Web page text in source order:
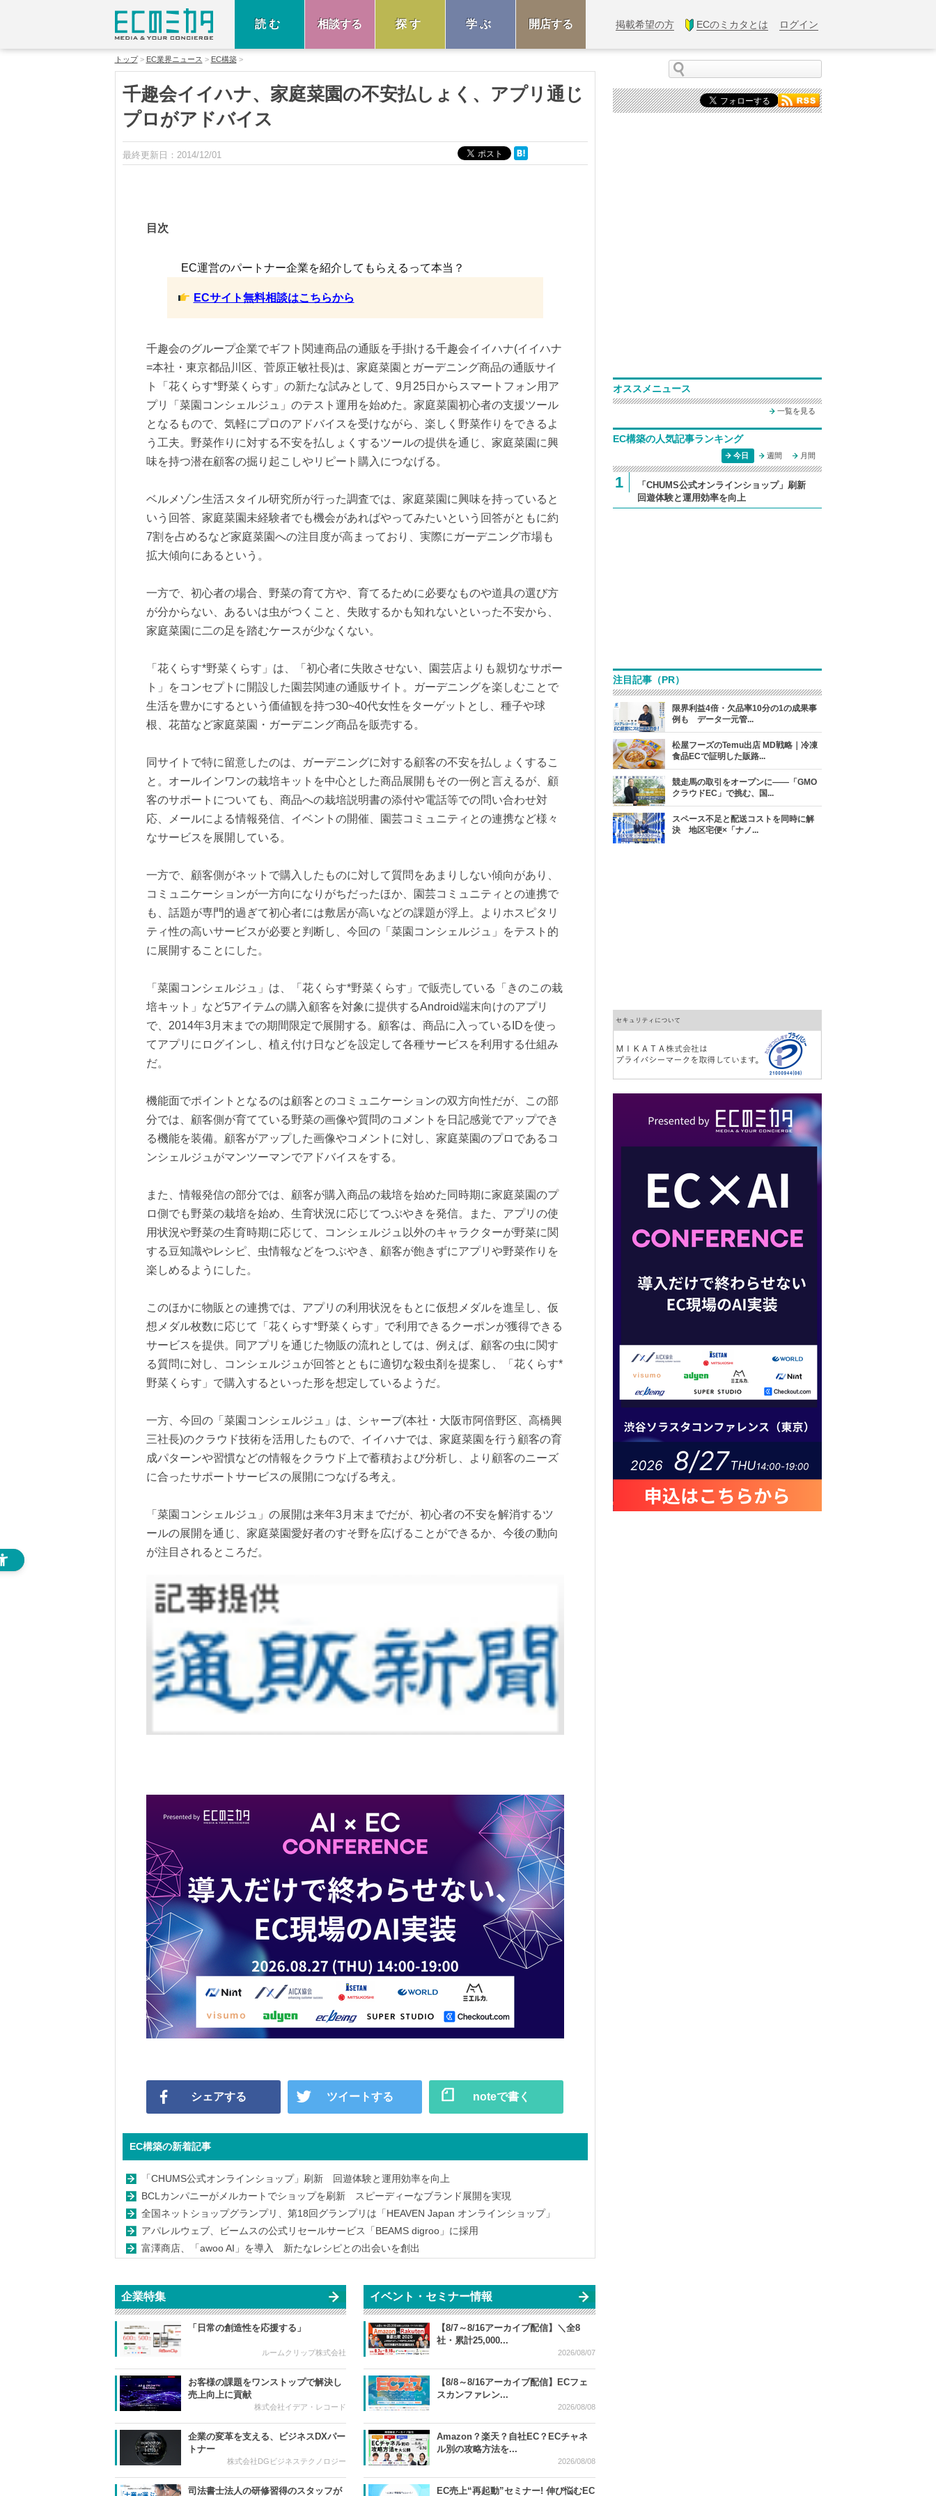
読む 相談する 探す 学ぶ 開店する 掲載希望の方 ECのミカタとは ログイン
トップ EC業界ニュース EC構築
千趣会イイハナ、家庭菜園の不安払しょく、アプリ通じ
プロがアドバイス
最終更新日： 2014/12/01
目次
EC運営のパートナー企業を紹介してもらえるって本当？
ECサイト無料相談はこちらから
千趣会のグループ企業でギフト関連商品の通販を手掛ける千趣会イイハナ(イイハナ
=本社・東京都品川区、菅原正敏社長)は、家庭菜園とガーデニング商品の通販サイ
ト「花くらす*野菜くらす」の新たな試みとして、9月25日からスマートフォン用ア
プリ「菜園コンシェルジュ」のテスト運用を始めた。家庭菜園初心者の支援ツール
となるもので、気軽にプロのアドバイスを受けながら、楽しく野菜作りをできるよ
う工夫。野菜作りに対する不安を払しょくするツールの提供を通じ、家庭菜園に興
味を持つ潜在顧客の掘り起こしやリピート購入につなげる。
ベルメゾン生活スタイル研究所が行った調査では、家庭菜園に興味を持っていると
いう回答、家庭菜園未経験者でも機会があればやってみたいという回答がともに約
7割を占めるなど家庭菜園への注目度が高まっており、実際にガーデニング市場も
拡大傾向にあるという。
一方で、初心者の場合、野菜の育て方や、育てるために必要なものや道具の選び方
が分からない、あるいは虫がつくこと、失敗するかも知れないといった不安から、
家庭菜園に二の足を踏むケースが少なくない。
「花くらす*野菜くらす」は、「初心者に失敗させない、園芸店よりも親切なサポー
ト」をコンセプトに開設した園芸関連の通販サイト。ガーデニングを楽しむことで
生活を豊かにするという価値観を持つ30~40代女性をターゲットとし、種子や球
根、花苗など家庭菜園・ガーデニング商品を販売する。
同サイトで特に留意したのは、ガーデニングに対する顧客の不安を払しょくするこ
と。オールインワンの栽培キットを中心とした商品展開もその一例と言えるが、顧
客のサポートについても、商品への栽培説明書の添付や電話等での問い合わせ対
応、メールによる情報発信、イベントの開催、園芸コミュニティとの連携など様々
なサービスを展開している。
一方で、顧客側がネットで購入したものに対して質問をあまりしない傾向があり、
コミュニケーションが一方向になりがちだったほか、園芸コミュニティとの連携で
も、話題が専門的過ぎて初心者には敷居が高いなどの課題が浮上。よりホスピタリ
ティ性の高いサービスが必要と判断し、今回の「菜園コンシェルジュ」をテスト的
に展開することにした。
「菜園コンシェルジュ」は、「花くらす*野菜くらす」で販売している「きのこの栽
培キット」など5アイテムの購入顧客を対象に提供するAndroid端末向けのアプリ
で、2014年3月末までの期間限定で展開する。顧客は、商品に入っているIDを使っ
てアプリにログインし、植え付け日などを設定して各種サービスを利用する仕組み
だ。
機能面でポイントとなるのは顧客とのコミュニケーションの双方向性だが、この部
分では、顧客側が育てている野菜の画像や質問のコメントを日記感覚でアップでき
る機能を装備。顧客がアップした画像やコメントに対し、家庭菜園のプロであるコ
ンシェルジュがマンツーマンでアドバイスをする。
また、情報発信の部分では、顧客が購入商品の栽培を始めた同時期に家庭菜園のプ
ロ側でも野菜の栽培を始め、生育状況に応じてつぶやきを発信。また、アプリの使
用状況や野菜の生育時期に応じて、コンシェルジュ以外のキャラクターが野菜に関
する豆知識やレシピ、虫情報などをつぶやき、顧客が飽きずにアプリや野菜作りを
楽しめるようにした。
このほかに物販との連携では、アプリの利用状況をもとに仮想メダルを進呈し、仮
想メダル枚数に応じて「花くらす*野菜くらす」で利用できるクーポンが獲得できる
サービスを提供。同アプリを通じた物販の流れとしては、例えば、顧客の虫に関す
る質問に対し、コンシェルジュが回答とともに適切な殺虫剤を提案し、「花くらす*
野菜くらす」で購入するといった形を想定しているようだ。
一方、今回の「菜園コンシェルジュ」は、シャープ(本社・大阪市阿倍野区、高橋興
三社長)のクラウド技術を活用したもので、イイハナでは、家庭菜園を行う顧客の育
成パターンや習慣などの情報をクラウド上で蓄積および分析し、より顧客のニーズ
に合ったサポートサービスの展開につなげる考え。
「菜園コンシェルジュ」の展開は来年3月末までだが、初心者の不安を解消するツ
ールの展開を通じ、家庭菜園愛好者のすそ野を広げることができるか、今後の動向
が注目されるところだ。
シェアする ツイートする noteで書く
EC構築の新着記事
「CHUMS公式オンラインショップ」刷新 回遊体験と運用効率を向上
BCLカンパニーがメルカートでショップを刷新 スピーディーなブランド展開を実現
全国ネットショップグランプリ、第18回グランプリは「HEAVEN Japan オンラインショップ」
アパレルウェブ、ビームスの公式リセールサービス「BEAMS digroo」に採用
富澤商店、「awoo AI」を導入 新たなレシピとの出会いを創出
企業特集
「日常の創造性を応援する」
ルームクリップ株式会社
お客様の課題をワンストップで解決し
売上向上に貢献
株式会社イデア・レコード
企業の変革を支える、ビジネスDXパー
トナー
株式会社DGビジネステクノロジー
司法書士法人の研修習得のスタッフが
イベント・セミナー情報
【8/7～8/16アーカイブ配信】＼全8
社・累計25,000...
2026/08/07
【8/8～8/16アーカイブ配信】ECフェ
スカンファレン...
2026/08/08
Amazon？楽天？自社EC？ECチャネ
ル別の攻略方法を...
2026/08/08
EC売上“再起動”セミナー! 伸び悩むEC
オススメニュース
一覧を見る
EC構築の人気記事ランキング
今日 週間 月間
1
「CHUMS公式オンラインショップ」刷新
回遊体験と運用効率を向上
注目記事（PR）
限界利益4倍・欠品率10分の1の成果事
例も データ一元管...
松屋フーズのTemu出店 MD戦略｜冷凍
食品ECで証明した販路...
競走馬の取引をオープンに――「GMO
クラウドEC」で挑む、国...
スペース不足と配送コストを同時に解
決 地区宅便×「ナノ...